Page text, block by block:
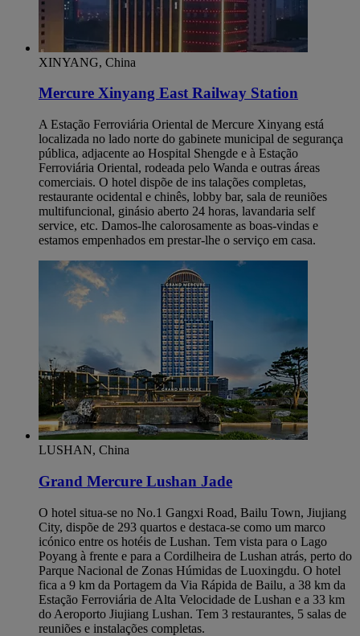
XINYANG, China
Mercure Xinyang East Railway Station
A Estação Ferroviária Oriental de Mercure Xinyang está
localizada no lado norte do gabinete municipal de segurança
pública, adjacente ao Hospital Shengde e à Estação
Ferroviária Oriental, rodeada pelo Wanda e outras áreas
comerciais. O hotel dispõe de ins talações completas,
restaurante ocidental e chinês, lobby bar, sala de reuniões
multifuncional, ginásio aberto 24 horas, lavandaria self
service, etc. Damos-lhe calorosamente as boas-vindas e
estamos empenhados em prestar-lhe o serviço em casa.
LUSHAN, China
Grand Mercure Lushan Jade
O hotel situa-se no No.1 Gangxi Road, Bailu Town, Jiujiang
City, dispõe de 293 quartos e destaca-se como um marco
icónico entre os hotéis de Lushan. Tem vista para o Lago
Poyang à frente e para a Cordilheira de Lushan atrás, perto do
Parque Nacional de Zonas Húmidas de Luoxingdu. O hotel
fica a 9 km da Portagem da Via Rápida de Bailu, a 38 km da
Estação Ferroviária de Alta Velocidade de Lushan e a 33 km
do Aeroporto Jiujiang Lushan. Tem 3 restaurantes, 5 salas de
reuniões e instalações completas.